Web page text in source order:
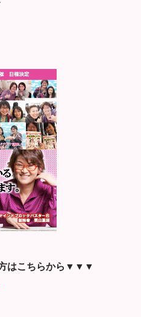
はこちらから▼▼▼